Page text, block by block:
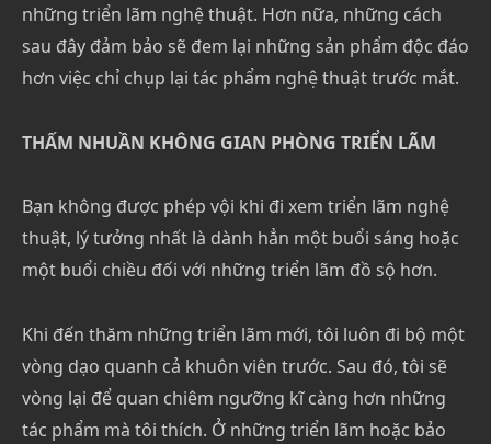
những triển lãm nghệ thuật. Hơn nữa, những cách
sau đây đảm bảo sẽ đem lại những sản phẩm độc đáo
hơn việc chỉ chụp lại tác phẩm nghệ thuật trước mắt.
THẤM NHUẦN KHÔNG GIAN PHÒNG TRIỂN LÃM
Bạn không được phép vội khi đi xem triển lãm nghệ
thuật, lý tưởng nhất là dành hẳn một buổi sáng hoặc
một buổi chiều đối với những triển lãm đồ sộ hơn.
Khi đến thăm những triển lãm mới, tôi luôn đi bộ một
vòng dạo quanh cả khuôn viên trước. Sau đó, tôi sẽ
vòng lại để quan chiêm ngưỡng kĩ càng hơn những
tác phẩm mà tôi thích. Ở những triển lãm hoặc bảo